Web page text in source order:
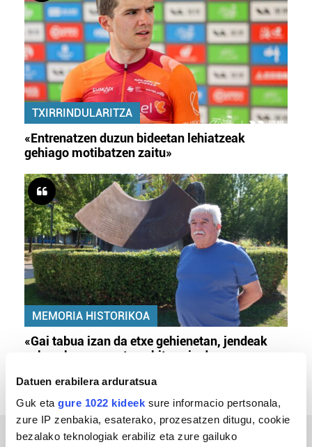
Datuen erabilera arduratsua
Guk eta gure 1022 kideek sure informacio pertsonala,
zure IP zenbakia, esaterako, prozesatzen ditugu, cookie
bezalako teknologiak erabiliz eta zure gailuko
TXIRRINDULARITZA
«Entrenatzen duzun bideetan lehiatzeak
gehiago motibatzen zaitu»
MEMORIA HISTORIKOA
«Gai tabua izan da etxe gehienetan, jendeak
azkeneko momentuan hitz egin du»